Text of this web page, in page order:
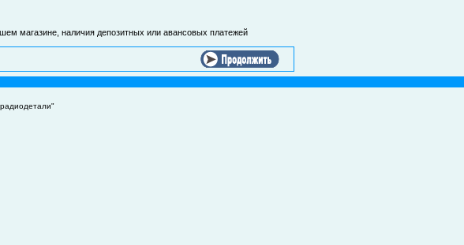
магазине, наличия депозитных или авансовых платежей